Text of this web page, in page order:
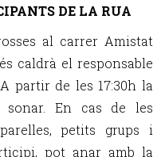
DE LA RUA
al carrer Amistat
caldrà el responsable
partir de les 17:30h la
sonar. En cas de les
petits grups i
pot anar amb la